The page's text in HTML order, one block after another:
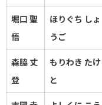
堀口 聖
悟
ほりぐち しょ
うご
森脇 丈
登
もりわき たけ
と